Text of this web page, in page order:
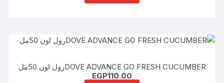
DOVE ADVANCE GO FRESH CUCUMBERرول اون 50مل
EGP110.00